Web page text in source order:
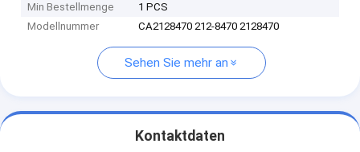
Min Bestellmenge
1 PCS
Modellnummer
CA2128470 212-8470 2128470
Sehen Sie mehr an
Kontaktdaten